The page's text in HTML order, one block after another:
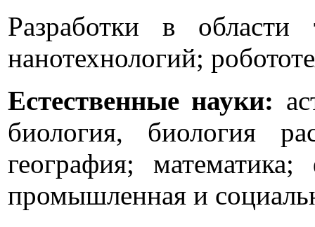
Разработки в области
нанотехнологий;
Естественные науки:
биология, биология
география;
промышленная и